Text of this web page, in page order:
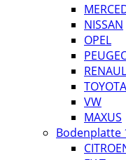
NISSAN
OPEL
TOYOTA
VW
MAXUS
Bodenplatte